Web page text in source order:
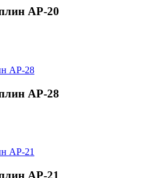
AP-20
AP-28
AP-21